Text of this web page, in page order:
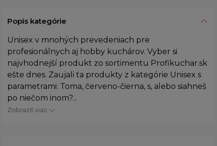
Popis kategórie
Unisex v mnohých prevedeniach pre
profesionálnych aj hobby kuchárov. Vyber si
najvhodnejší produkt zo sortimentu Profikuchar.sk
ešte dnes. Zaujali ťa produkty z kategórie Unisex s
parametrami: Toma, červeno-čierna, s, alebo siahneš
po niečom inom?...
Zobraziť viac